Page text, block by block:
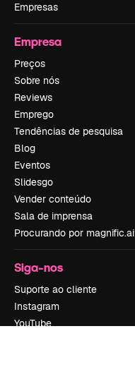
Empresas
Empresa
Preços
Sobre nós
Reviews
Emprego
Tendências de pesquisa
Blog
Eventos
Slidesgo
Vender conteúdo
Sala de imprensa
Procurando por
Siga-nos
Suporte ao cliente
Instagram
YouTube